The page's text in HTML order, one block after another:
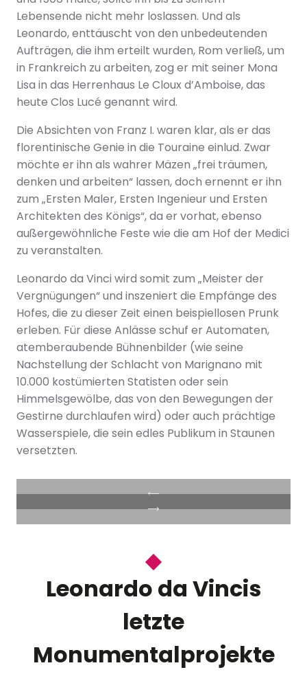
Lebensende nicht mehr loslassen. Und als
Leonardo, enttäuscht von den unbedeutenden
Aufträgen, die ihm erteilt wurden, Rom verließ, um
in Frankreich zu arbeiten, zog er mit seiner Mona
Lisa in das Herrenhaus Le Cloux d’Amboise, das
heute Clos Lucé genannt wird.
Die Absichten von Franz I. waren klar, als er das
florentinische Genie in die Touraine einlud. Zwar
möchte er ihn als wahrer Mäzen „frei träumen,
denken und arbeiten“ lassen, doch ernennt er ihn
zum „Ersten Maler, Ersten Ingenieur und Ersten
Architekten des Königs“, da er vorhat, ebenso
außergewöhnliche Feste wie die am Hof der Medici
zu veranstalten.
Leonardo da Vinci wird somit zum „Meister der
Vergnügungen“ und inszeniert die Empfänge des
Hofes, die zu dieser Zeit einen beispiellosen Prunk
erleben. Für diese Anlässe schuf er Automaten,
atemberaubende Bühnenbilder (wie seine
Nachstellung der Schlacht von Marignano mit
10.000 kostümierten Statisten oder sein
Himmelsgewölbe, das von den Bewegungen der
Gestirne durchlaufen wird) oder auch prächtige
Wasserspiele, die sein edles Publikum in Staunen
versetzten.
Leonardo da Vincis
letzte
Monumentalprojekte